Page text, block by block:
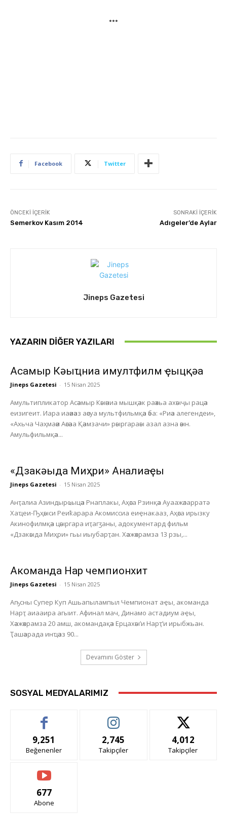
***
Facebook Twitter
ÖNCEKI İÇERIK
Semerkov Kasım 2014
SONRAKI İÇERIK
Adıgeler’de Aylar
Jineps Gazetesi
YAZARIN DIĞER YAZILARI
Асҭамыр Кәыҵниа имултфилм ҿыцқәа
Jineps Gazetesi - 15 Nisan 2025
Амультипликатор Асәамыр Кәыәниа мышқәак раәхьа ахәыҷы рацәа
еизигеит. Иара иаәиәаз аәсуа мультфильмқәа әба: «Риәа алегендеи»,
«Ахьча Чаҳмаәи Аәсәаа Қәамзачи» рәыргараәы азал азна әәын.
Амульфильмқәа...
«Дзакәыда Миҳри» Анҭалиаҿы
Jineps Gazetesi - 15 Nisan 2025
Анҭалиа Азиндырҩыцәа Рнаплакы, Аҳәса Рзинқәа Ауаажәларратә
Хаҵеи-Ҧҳәыси Реиҟарара Акомиссиа еиҿнакааз, Аҳәса ирызку
Акинофилмқәа цәыргара иҭагӡаны, адокументард фильм
«Дзакәыда Миҳри» гьы иыубарҭан. Хәажәкрамза 13 рзы,...
Акоманда Нарҭ чемпионхит
Jineps Gazetesi - 15 Nisan 2025
Аҧсны Супер Куп Ашьапылампыл Чемпионат аҿы, акоманда
Нарҭ аиааира агыит. Афинал мач, Динамо астадиум аҿы,
Хәажәкрамза 20 амш, акомандақәа Ерцахәы’и Нарҭ’и ирыбжьан.
Ҭашәарада инҵәаз 90...
Devamını Göster
SOSYAL MEDYALARIMIZ
9,251
Beğenenler
2,745
Takipçiler
4,012
Takipçiler
677
Abone